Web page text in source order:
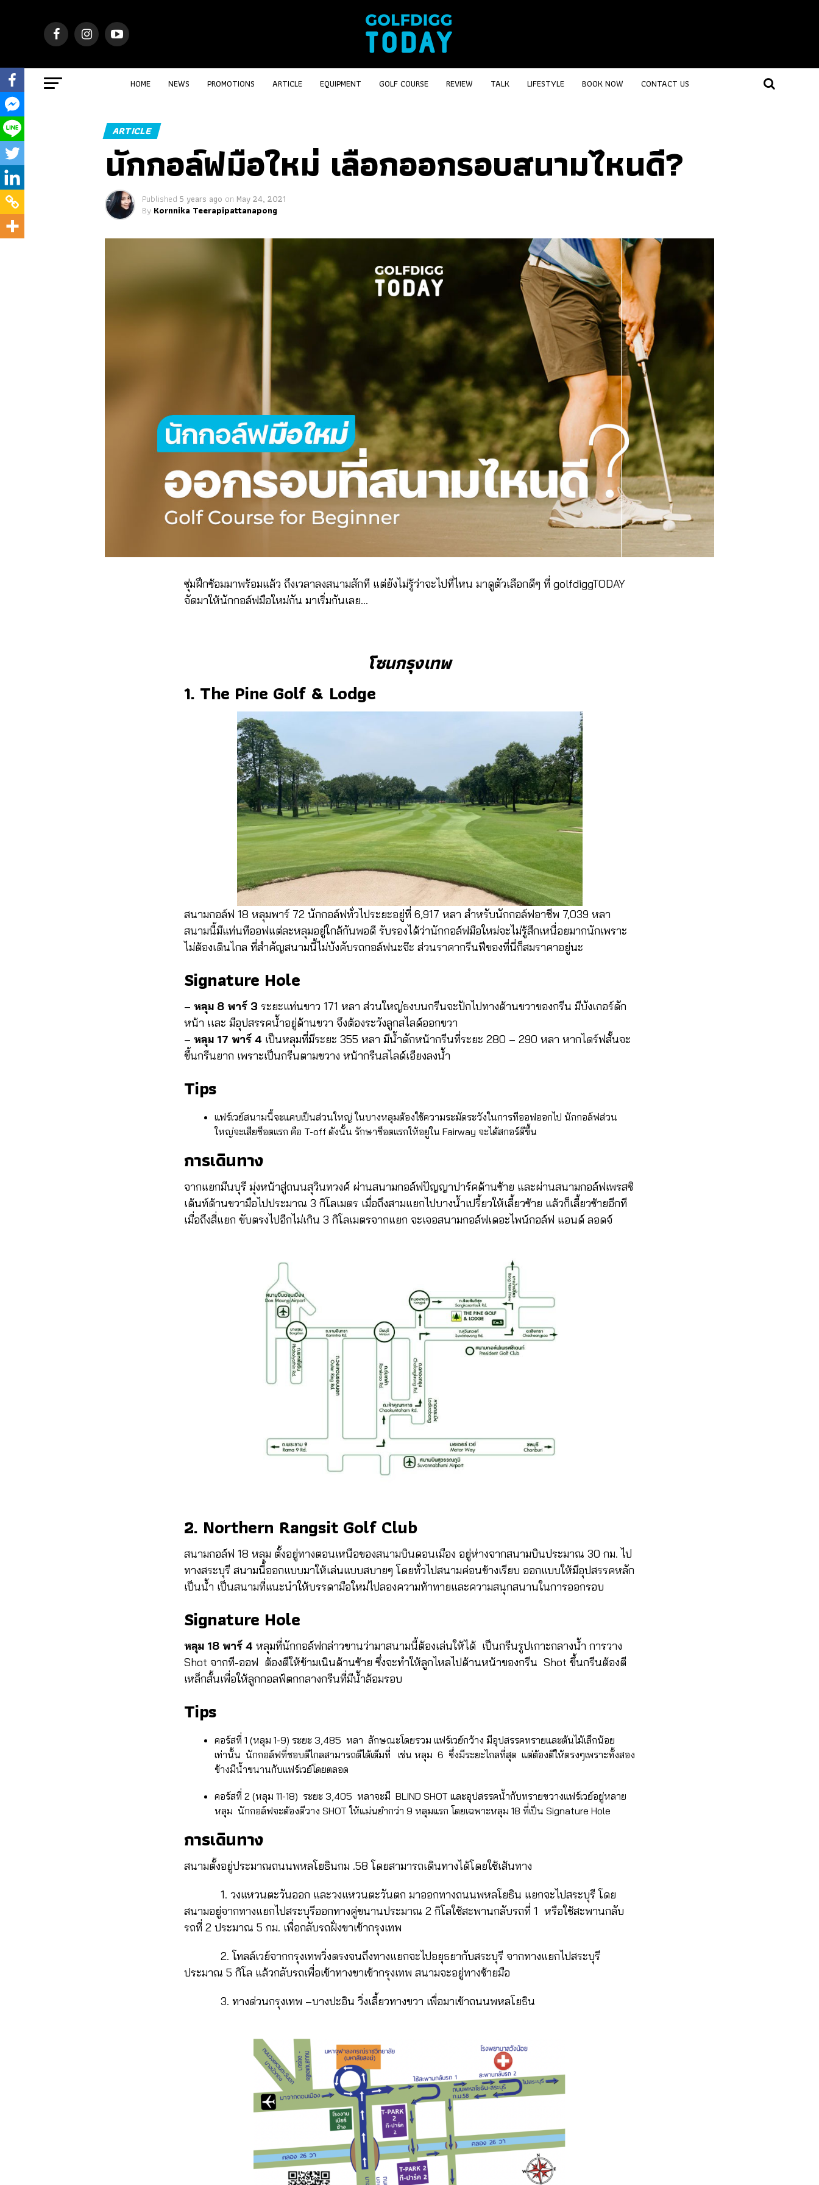
HOME NEWS PROMOTIONS ARTICLE EQUIPMENT GOLF COURSE REVIEW TALK LIFESTYLE BOOK NOW CONTACT US
ARTICLE
นักกอล์ฟมือใหม่ เลือกออกรอบสนามไหนดี?
Published 5 years ago on May 24, 2021
By Kornnika Teerapipattanapong
ซุ่มฝึกซ้อมมาพร้อมแล้ว ถึงเวลาลงสนามสักที แต่ยังไม่รู้ว่าจะไปที่ไหน มาดูตัวเลือกดีๆ ที่ golfdiggTODAY
จัดมาให้นักกอล์ฟมือใหม่กัน มาเริ่มกันเลย…
โซนกรุงเทพ
1. The Pine Golf & Lodge
สนามกอล์ฟ 18 หลุมพาร์ 72 นักกอล์ฟทั่วไประยะอยู่ที่ 6,917 หลา สำหรับนักกอล์ฟอาชีพ 7,039 หลา
สนามนี้มีแท่นทีออฟแต่ละหลุมอยู่ใกล้กันพอดี รับรองได้ว่านักกอล์ฟมือใหม่จะไม่รู้สึกเหนื่อยมากนักเพราะ
ไม่ต้องเดินไกล ที่สำคัญสนามนี้ไม่บังคับรถกอล์ฟนะจ๊ะ ส่วนราคากรีนฟีของที่นี่ก็สมราคาอยู่นะ
Signature Hole
– หลุม 8 พาร์ 3 ระยะแท่นขาว 171 หลา ส่วนใหญ่ธงบนกรีนจะปักไปทางด้านขวาของกรีน มีบังเกอร์ดัก
หน้า เเละ มีอุปสรรคน้ำอยู่ด้านขวา จึงต้องระวังลูกสไลด์ออกขวา
– หลุม 17 พาร์ 4 เป็นหลุมที่มีระยะ 355 หลา มีน้ำดักหน้ากรีนที่ระยะ 280 – 290 หลา หากไดร์ฟสั้นจะ
ขึ้นกรีนยาก เพราะเป็นกรีนตามขวาง หน้ากรีนสไลด์เอียงลงน้ำ
Tips
แฟร์เวย์สนามนี้จะแคบเป็นส่วนใหญ่ ในบางหลุมต้องใช้ความระมัดระวังในการทีออฟออกไป นักกอล์ฟส่วน
ใหญ่จะเสียช็อตเเรก คือ T-off ดังนั้น รักษาช็อตเเรกให้อยู่ใน Fairway จะได้สกอร์ดีขึ้น
การเดินทาง
จากแยกมีนบุรี มุ่งหน้าสู่ถนนสุวินทวงศ์ ผ่านสนามกอล์ฟปัญญาปาร์คด้านซ้าย และผ่านสนามกอล์ฟเพรสซิ
เด้นท์ด้านขวามือไปประมาณ 3 กิโลเมตร เมื่อถึงสามแยกไปบางน้ำเปรี้ยวให้เลี้ยวซ้าย แล้วก็เลี้ยวซ้ายอีกที
เมื่อถึงสี่แยก ขับตรงไปอีกไม่เกิน 3 กิโลเมตรจากแยก จะเจอสนามกอล์ฟเดอะไพน์กอล์ฟ แอนด์ ลอดจ์
2. Northern Rangsit Golf Club
สนามกอล์ฟ 18 หลุม ตั้งอยู่ทางตอนเหนือของสนามบินดอนเมือง อยู่ห่างจากสนามบินประมาณ 30 กม. ไป
ทางสระบุรี สนามนี้ออกแบบมาให้เล่นแบบสบายๆ โดยทั่วไปสนามค่อนข้างเรียบ ออกแบบให้มีอุปสรรคหลัก
เป็นน้ำ เป็นสนามที่แนะนำให้บรรดามือใหม่ไปลองความท้าทายและความสนุกสนานในการออกรอบ
Signature Hole
หลุม 18 พาร์ 4 หลุมที่นักกอล์ฟกล่าวขานว่ามาสนามนี้ต้องเล่นให้ได้ เป็นกรีนรูปเกาะกลางน้ำ การวาง
Shot จากที-ออฟ ต้องตีให้ข้ามเนินด้านซ้าย ซึ่งจะทำให้ลูกไหลไปด้านหน้าของกรีน Shot ขึ้นกรีนต้องตี
เหล็กสั้นเพื่อให้ลูกกอลฟ์ตกกลางกรีนที่มีน้ำล้อมรอบ
Tips
คอร์สที่ 1 (หลุม 1-9) ระยะ 3,485 หลา ลักษณะโดยรวม แฟร์เวย์กว้าง มีอุปสรรคทรายและต้นไม้เล็กน้อย
เท่านั้น นักกอล์ฟที่ชอบตีไกลสามารถตีได้เต็มที่ เช่น หลุม 6 ซึ่งมีระยะไกลที่สุด แต่ต้องตีให้ตรงๆเพราะทั้งสอง
ข้างมีน้ำขนานกับแฟร์เวย์โดยตลอด
คอร์สที่ 2 (หลุม 11-18) ระยะ 3,405 หลาจะมี BLIND SHOT และอุปสรรคน้ำกับทรายขวางแฟร์เวย์อยู่หลาย
หลุม นักกอล์ฟจะต้องตีวาง SHOT ให้แม่นยำกว่า 9 หลุมแรก โดยเฉพาะหลุม 18 ที่เป็น Signature Hole
การเดินทาง
สนามตั้งอยู่ประมาณถนนพหลโยธินกม .58 โดยสามารถเดินทางได้โดยใช้เส้นทาง
1. วงแหวนตะวันออก และวงแหวนตะวันตก มาออกทางถนนพหลโยธิน แยกจะไปสระบุรี โดย
สนามอยู่จากทางแยกไปสระบุรีออกทางคู่ขนานประมาณ 2 กิโลใช้สะพานกลับรถที่ 1 หรือใช้สะพานกลับ
รถที่ 2 ประมาณ 5 กม. เพื่อกลับรถฝั่งขาเข้ากรุงเทพ
2. โทลล์เวย์จากกรุงเทพวิ่งตรงจนถึงทางแยกจะไปอยุธยากับสระบุรี จากทางแยกไปสระบุรี
ประมาณ 5 กิโล แล้วกลับรถเพื่อเข้าทางขาเข้ากรุงเทพ สนามจะอยู่ทางซ้ายมือ
3. ทางด่วนกรุงเทพ –บางปะอิน วิ่งเลี้ยวทางขวา เพื่อมาเข้าถนนพหลโยธิน